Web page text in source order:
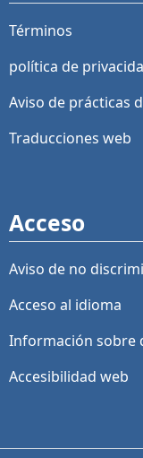
Términos
política de
Aviso de prácticas
Traducciones web
Acceso
Aviso de no
Acceso al idioma
Información sobre
Accesibilidad web